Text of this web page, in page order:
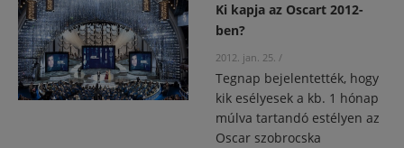
Ki kapja az Oscart 2012-
ben?
2012. jan. 25. /
Tegnap bejelentették, hogy
kik esélyesek a kb. 1 hónap
múlva tartandó estélyen az
Oscar szobrocska